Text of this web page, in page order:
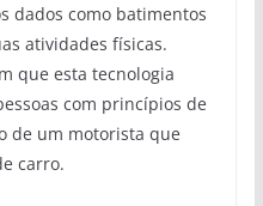
dados como batimentos
atividades físicas.
que esta tecnologia
com princípios de
de um motorista que
carro.